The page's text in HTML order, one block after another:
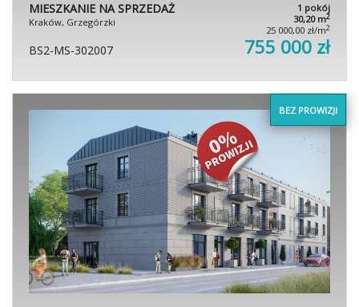
MIESZKANIE NA SPRZEDAŻ
Kraków, Grzegórzki
1 pokój
30,20 m2
25 000,00 zł/m2
BS2-MS-302007 755 000 zł
BEZ PROWIZJI